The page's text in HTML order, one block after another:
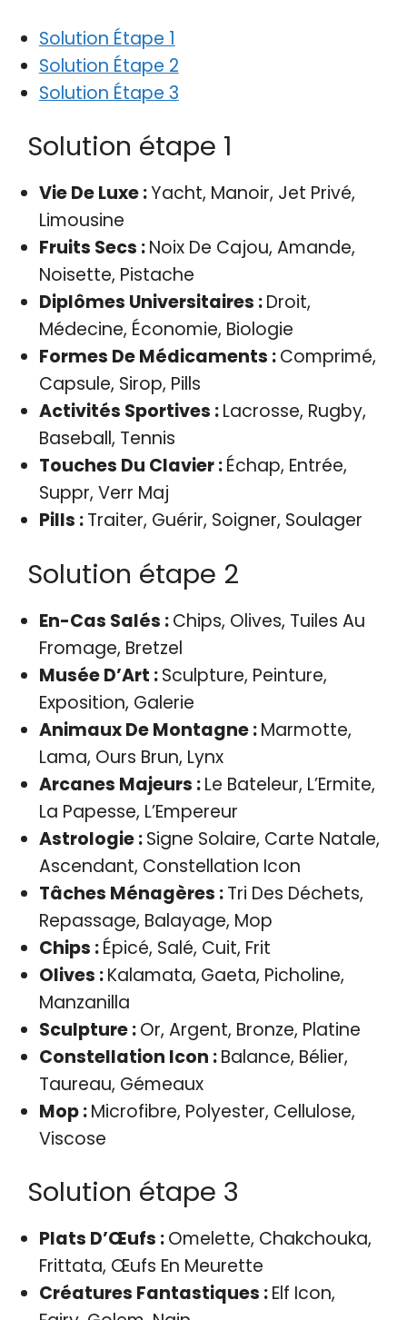
Solution Étape 1
Solution Étape 2
Solution Étape 3
Solution étape 1
Vie De Luxe :Yacht, Manoir, Jet Privé,
Limousine
Fruits Secs :Noix De Cajou, Amande,
Noisette, Pistache
Diplômes Universitaires :Droit,
Médecine, Économie, Biologie
Formes De Médicaments :Comprimé,
Capsule, Sirop, Pills
Activités Sportives :Lacrosse, Rugby,
Baseball, Tennis
Touches Du Clavier :Échap, Entrée,
Suppr, Verr Maj
Pills :Traiter, Guérir, Soigner, Soulager
Solution étape 2
En-Cas Salés :Chips, Olives, Tuiles Au
Fromage, Bretzel
Musée D’Art :Sculpture, Peinture,
Exposition, Galerie
Animaux De Montagne :Marmotte,
Lama, Ours Brun, Lynx
Arcanes Majeurs :Le Bateleur, L’Ermite,
La Papesse, L’Empereur
Astrologie :Signe Solaire, Carte Natale,
Ascendant, Constellation Icon
Tâches Ménagères :Tri Des Déchets,
Repassage, Balayage, Mop
Chips :Épicé, Salé, Cuit, Frit
Olives :Kalamata, Gaeta, Picholine,
Manzanilla
Sculpture :Or, Argent, Bronze, Platine
Constellation Icon :Balance, Bélier,
Taureau, Gémeaux
Mop :Microfibre, Polyester, Cellulose,
Viscose
Solution étape 3
Plats D’Œufs :Omelette, Chakchouka,
Frittata, Œufs En Meurette
Créatures Fantastiques :Elf Icon,